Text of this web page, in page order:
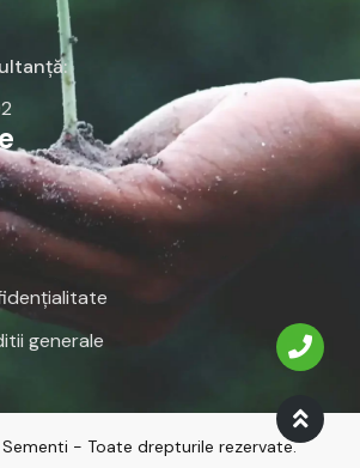
generale
- Toate drepturile rezervate.